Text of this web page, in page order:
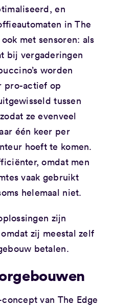
en
in The
met sensoren: als
bij vergaderingen
worden
pro-actief op
tussen
ze evenveel
één keer per
hoeft te komen.
omdat men
vaak gebruikt
helemaal niet.
zijn
zij meestal zelf
betalen.
van The Edge